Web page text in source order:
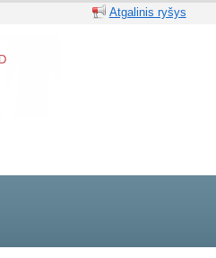
Atgalinis ryšys